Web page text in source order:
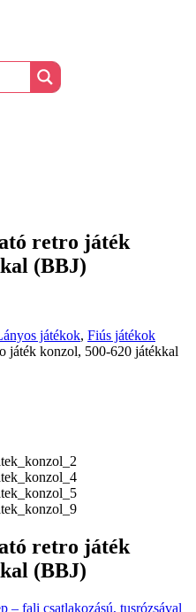
retro játék
(BBJ)
játékok, Fiús játékok
játék konzol, 500-620 játékkal
retro játék
(BBJ)
– fali csatlakozású, tusrózsával